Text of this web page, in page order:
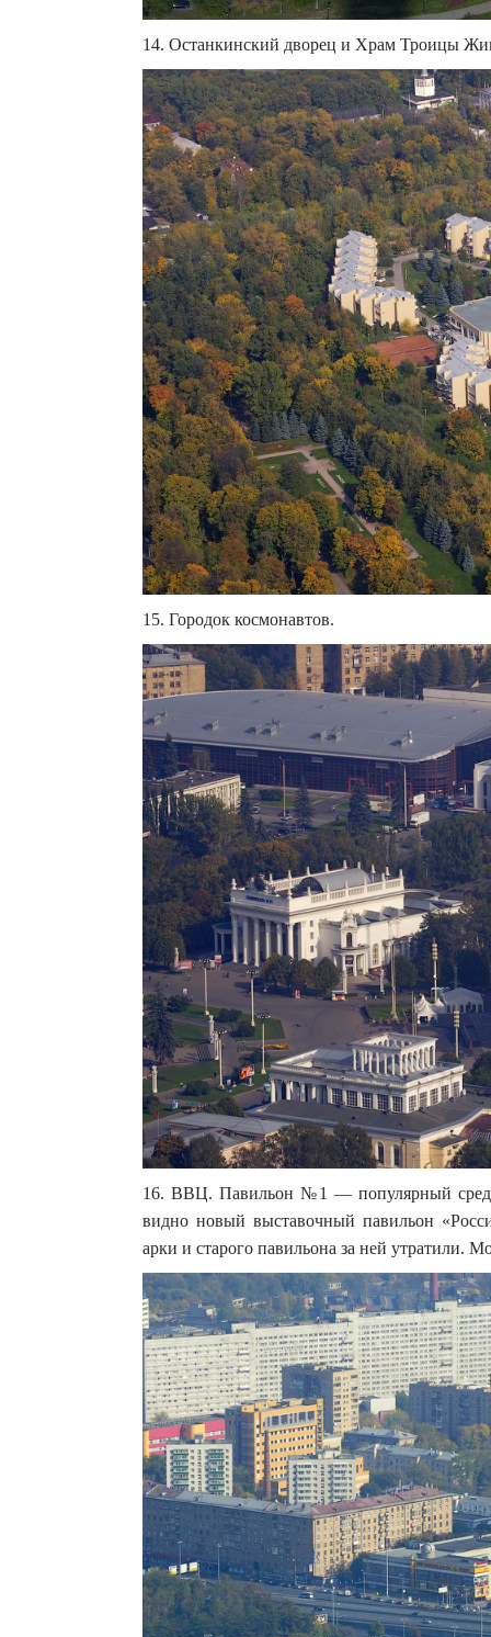
14. Останкинский дворец и Храм Троицы
15. Городок космонавтов.
16. ВВЦ. Павильон №1 — популярный
видно новый выставочный павильон
арки и старого павильона за ней утратили.